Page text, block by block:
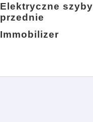
Elektryczne szyby
przednie
Immobilizer